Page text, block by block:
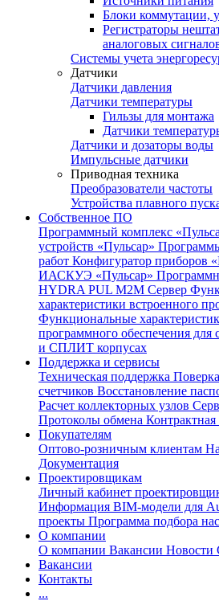
Блоки коммутации,
Регистраторы
аналоговых
Системы учета
Датчики
Датчики давления
Датчики температуры
Гильзы для монтажа
Датчики
Датчики и дозаторы воды
Импульсные датчики
Приводная техника
Преобразователи частоты
Устройства плавного
Собственное ПО
Программный комплекс
устройств «Пульсар»
работ Конфигуратор приборов
ИАСКУЭ «Пульсар»
HYDRA PUL M2M Сервер
характеристики встроенного
Функциональные
программного обеспечения для
и СПЛИТ корпусах
Поддержка и сервисы
Техническая поддержка
счетчиков Восстановление
Расчет коллекторных узлов
Протоколы обмена
Покупателям
Оптово-розничным клиентам
Документация
Проектировщикам
Личный кабинет
Информация BIM-модели для
проекты Программа подбора
О компании
О компании Вакансии Новости
Вакансии
Контакты
...